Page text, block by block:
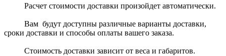
Расчет стоимости доставки произойдет автоматически.
Вам будут доступны различные варианты доставки,
сроки доставки и способы оплаты вашего заказа.
Стоимость доставки зависит от веса и габаритов.